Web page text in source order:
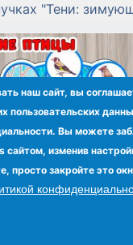
"Тени:
наш сайт, вы
пользовательских
Вы можете
сайтом, изменив
просто закройте это